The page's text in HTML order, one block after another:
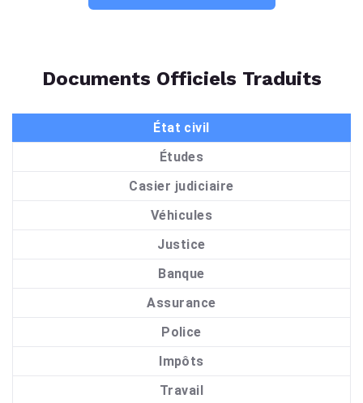
Documents Officiels Traduits
État civil
Études
Casier judiciaire
Véhicules
Justice
Banque
Assurance
Police
Impôts
Travail